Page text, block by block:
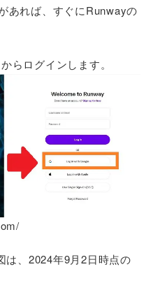
あれば、すぐにRunwayの
からログインします。
は、2024年9月2日時点の